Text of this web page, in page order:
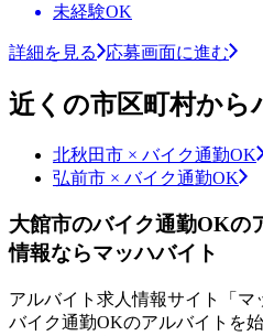
未経験OK
詳細を見る 応募画面に進む
近くの市区町村から
北秋田市 × バイク通勤OK
弘前市 × バイク通勤OK
大館市のバイク通勤OKの
情報ならマッハバイト
アルバイト求人情報サイト「
バイク通勤OKのアルバイトを